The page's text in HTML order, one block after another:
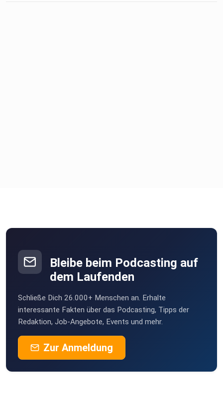
Bleibe beim Podcasting auf
dem Laufenden
Schließe Dich 26.000+ Menschen an. Erhalte
interessante Fakten über das Podcasting, Tipps der
Redaktion, Job-Angebote, Events und mehr.
Zur Anmeldung